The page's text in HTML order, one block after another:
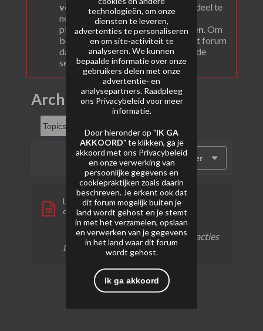
veel gestelde vragen. Om actief deel te
nemen en ook berichten te kunnen
plaatsen moet je je eerstregisteren. Om
berichten te bekijken, selecteer het forum
dat je wil bezoeken uit onderstaande
selectie.
Archief
Filter
Legend
doorzemmer
1 reactie26 weergaven0 reacties
Laatste bericht 29-01-2024, 13:59
technologieën, om onze
diensten te leveren,
advertenties te personaliseren
en om site-activiteit te
analyseren. We kunnen
bepaalde informatie over onze
gebruikers delen met onze
advertentie- en
analysepartners. Raadpleeg
ons Privacybeleid voor meer
informatie.
Door hieronder op "IK GA
AKKOORD" te klikken, ga je
akkoord met ons Privacybeleid
en onze verwerking van
persoonlijke gegevens en
cookiepraktijken zoals daarin
beschreven. Je erkent ook dat
dit forum mogelijk buiten je
land wordt gehost en je stemt
in met het verzamelen, opslaan
en verwerken van je gegevens
in het land waar dit forum
wordt gehost.
Ik ga akkoord